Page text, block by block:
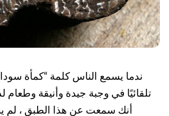
ندما يسمع الناس كلمة “كمأة
تلقائيًا في وجبة جيدة وأنيقة وطعام
أنك سمعت عن هذا الطبق ، لم